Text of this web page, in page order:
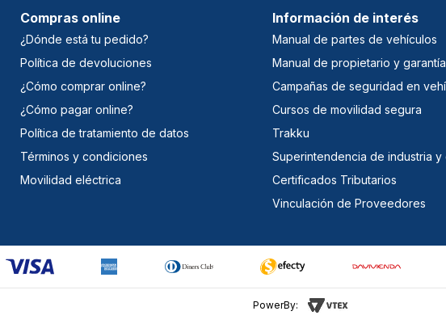
Compras online
¿Dónde está tu pedido?
Política de devoluciones
¿Cómo comprar online?
¿Cómo pagar online?
Política de tratamiento de datos
Términos y condiciones
Movilidad eléctrica
Información de interés
Manual de partes de vehículos
Manual de propietario y garantía
Campañas de seguridad en
Cursos de movilidad segura
Trakku
Superintendencia de industria y
Certificados Tributarios
Vinculación de Proveedores
PowerBy: